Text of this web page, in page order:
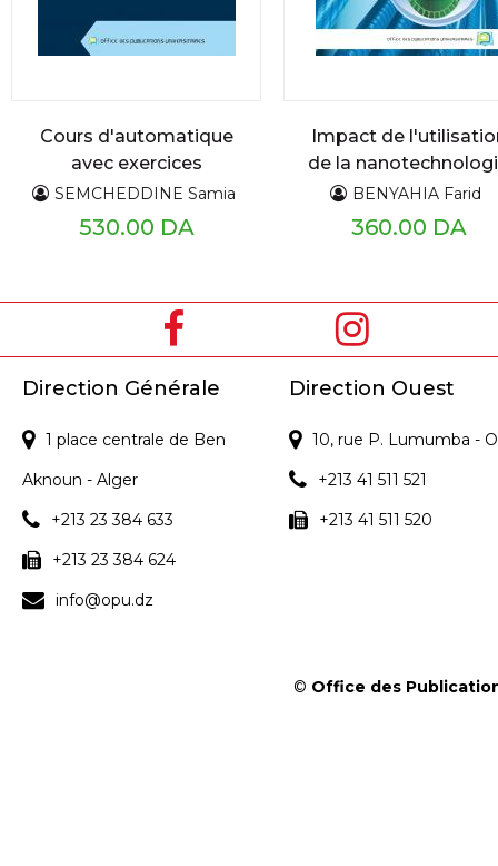
Cours d'automatique
avec exercices
corrigés
SEMCHEDDINE Samia
530.00 DA
Impact de
de la
sur les systèmes
d'information
BENYAHIA Farid
360.00 DA
Direction Générale
1 place centrale de Ben
Aknoun - Alger
+213 23 384 633
+213 23 384 624
info@opu.dz
Direction Ouest
10, rue P. Lumumba -
+213 41 511 521
+213 41 511 520
© Office des